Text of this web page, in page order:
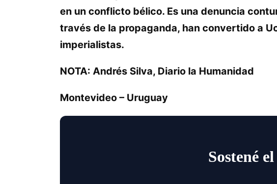
en un conflicto bélico. Es una denuncia
través de la propaganda, han convertido a
imperialistas.
NOTA: Andrés Silva, Diario la Humanidad
Montevideo – Uruguay
Sostené